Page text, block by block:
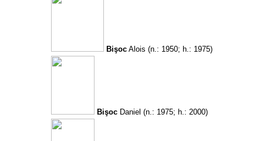
BişocAlois (n.: 1950; h.: 1975)
BişocDaniel (n.: 1975; h.: 2000)